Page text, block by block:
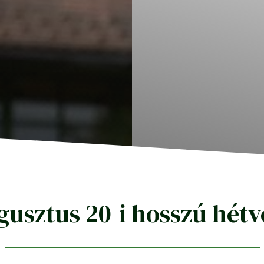
20-i hosszú